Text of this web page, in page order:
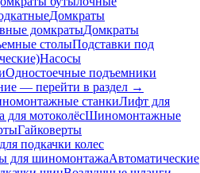
Домкраты
домкратыДомкраты
столыПодставки под
Насосы
Одностоечные подъемники
— перейти в раздел →
станкиЛифт для
для мотоколёсШиномонтажные
Гайковерты
подкачки колес
для шиномонтажаАвтоматические